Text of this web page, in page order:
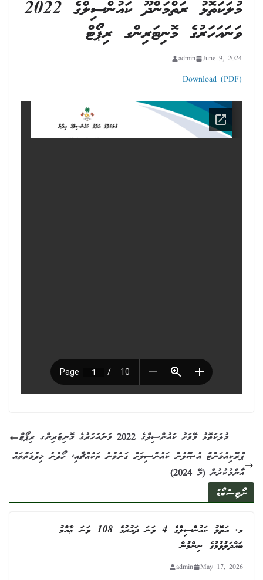
މުލަކަތޮޅު ރަތްމަންދޫ ކައުންސިލްގެ 2022
ވަނައަހަރުގެ މޮނިޓަރިންގ ރިޕޯޓް
June 9, 2024
admin
Download (PDF)
މުލަކަތޮޅު ވޭވަށު ކައުންސިލްގެ 2022 ވަނައަހަރުގެ މޮނިޓަރިންގ ރިޕޯޓް
ޕްރޮކިއުމަންޓް އުޞޫލުން ކައުންސިލަށް ގަނެވުނު ތަކެއްޗާއި، ހޯދުނު ޚިދުމަތްތައް
އާންމުކުރުން (މޭ 2024)
ނޯޓިސްބޯޑު
މ. އަތޮޅު ކައުންސިލްގެ 4 ވަނަ ދައުރުގެ 108 ވަނަ ޢާއްމު
ބައްދަލުވުމުގެ ނިންމުން
May 17, 2026
admin